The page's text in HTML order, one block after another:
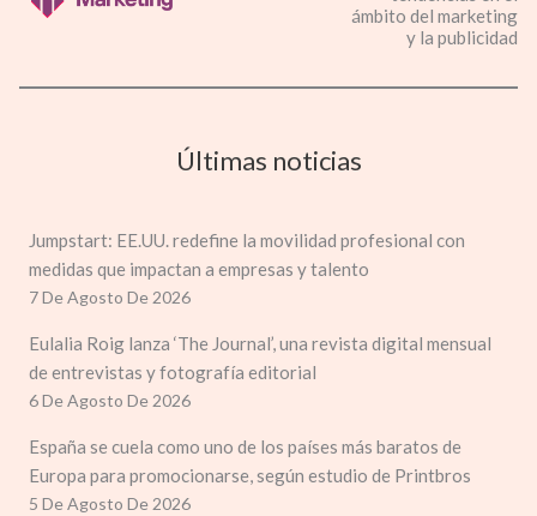
ámbito del marketing
y la publicidad
Últimas noticias
Jumpstart: EE.UU. redefine la movilidad profesional con
medidas que impactan a empresas y talento
7 De Agosto De 2026
Eulalia Roig lanza ‘The Journal’, una revista digital mensual
de entrevistas y fotografía editorial
6 De Agosto De 2026
España se cuela como uno de los países más baratos de
Europa para promocionarse, según estudio de Printbros
5 De Agosto De 2026